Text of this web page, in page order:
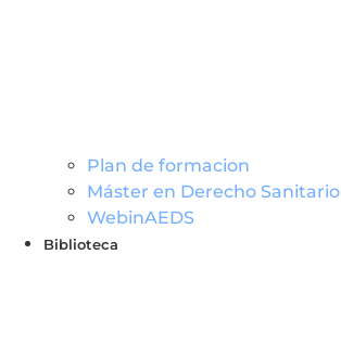
Plan de formacion
Máster en Derecho Sanitario
WebinAEDS
Biblioteca